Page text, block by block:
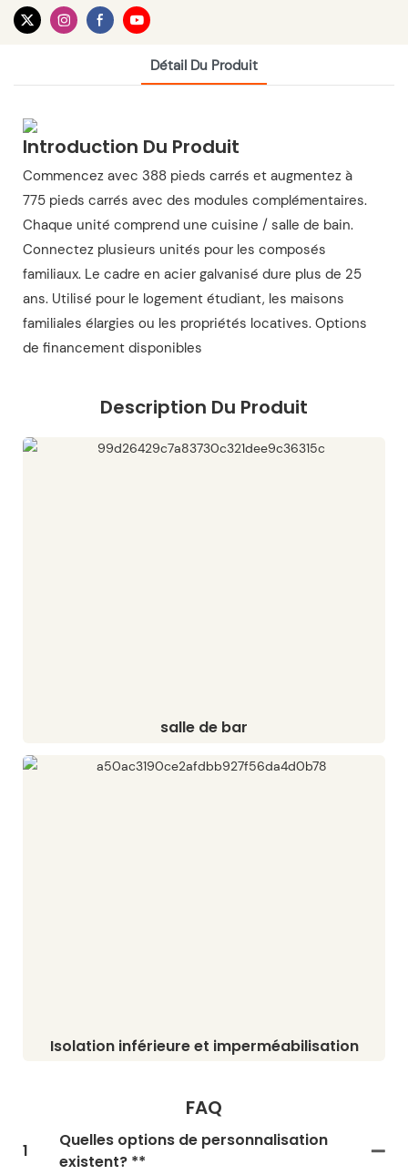
Détail Du Produit
Introduction Du Produit
Commencez avec 388 pieds carrés et augmentez à
775 pieds carrés avec des modules complémentaires.
Chaque unité comprend une cuisine / salle de bain.
Connectez plusieurs unités pour les composés
familiaux. Le cadre en acier galvanisé dure plus de 25
ans. Utilisé pour le logement étudiant, les maisons
familiales élargies ou les propriétés locatives. Options
de financement disponibles
Description Du Produit
salle de bar
Isolation inférieure et imperméabilisation
FAQ
1
Quelles options de personnalisation
existent? **